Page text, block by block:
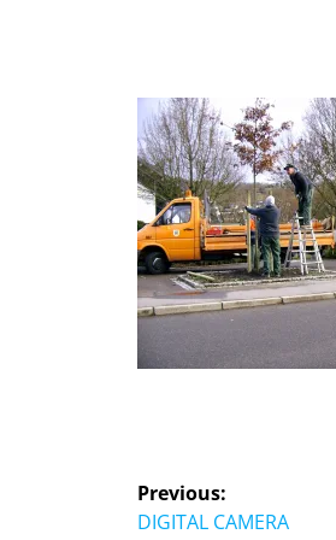
Previous:
Previous
DIGITAL CAMERA